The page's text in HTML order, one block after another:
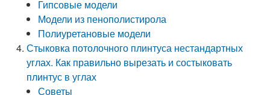
Гипсовые модели
Модели из пенополистирола
Полиуретановые модели
Стыковка потолочного плинтуса нестандартных
углах. Как правильно вырезать и состыковать
плинтус в углах
Советы